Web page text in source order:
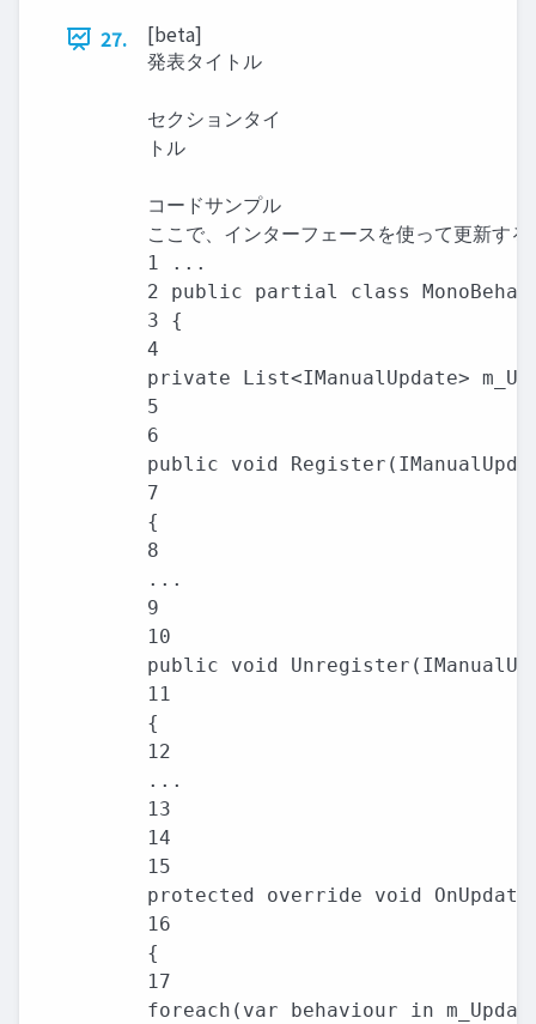
27. [beta]
発表タイトル
セクションタイ
トル
コードサンプル
ここで、インターフェースを使って更新する
1 ...
2 public partial class
3 {
4
private List<IManualUpdate>
5
6
public void
7
{
8
...
9
10
public void
11
{
12
...
13
14
15
protected override void
16
{
17
foreach(var behaviour in